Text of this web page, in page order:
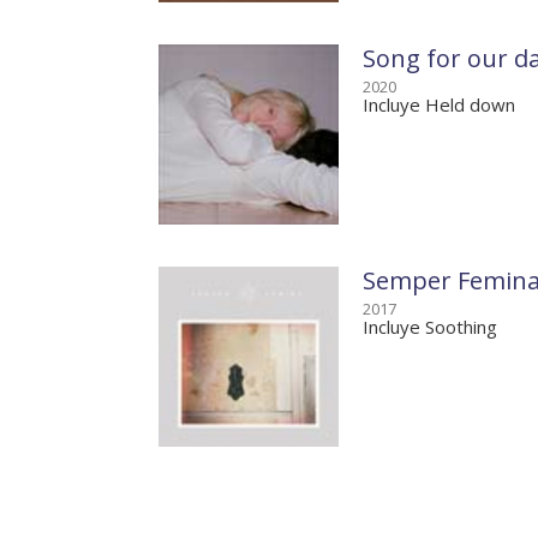
Song for our
2020
Incluye Held down
Semper Femina
2017
Incluye Soothing